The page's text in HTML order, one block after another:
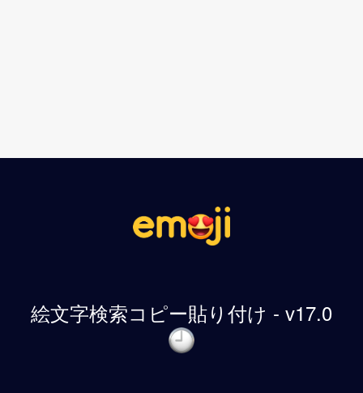
絵文字検索コピー貼り付け - v17.0